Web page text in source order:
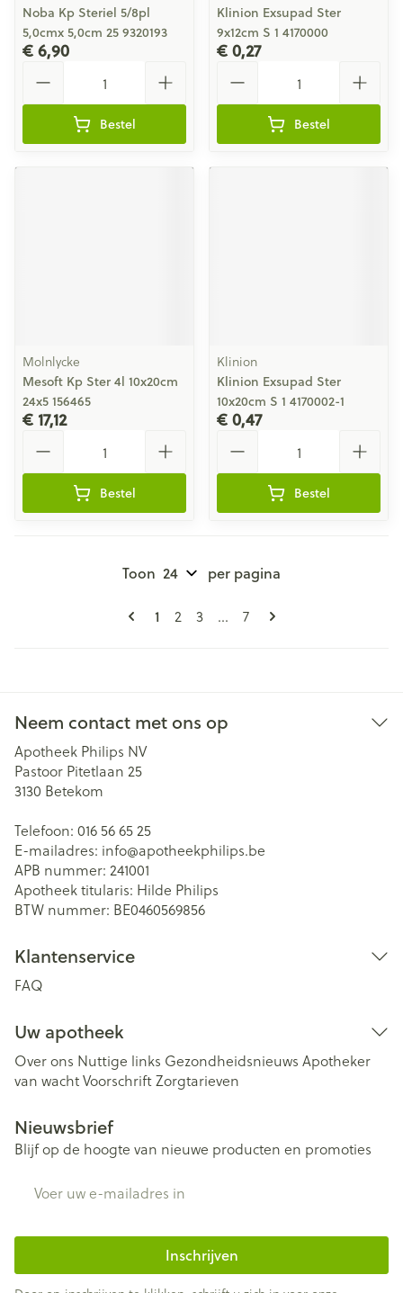
Noba Kp Steriel 5/8pl
5,0cmx 5,0cm 25 9320193
€ 6,90
Bestel
Klinion Exsupad Ster
9x12cm S 1 4170000
€ 0,27
Bestel
Molnlycke
Mesoft Kp Ster 4l 10x20cm
24x5 156465
€ 17,12
Bestel
Klinion
Klinion Exsupad Ster
10x20cm S 1 4170002-1
€ 0,47
Bestel
Pagina's
U lees momenteel pagina
1 Pagina
2 Pagina
3 ... Pagina
7
Toon per pagina
Neem contact met ons op
Apotheek Philips NV
Pastoor Pitetlaan 25
3130 Betekom
Telefoon: 016 56 65 25
E-mailadres: info@apotheekphilips.be
APB nummer: 241001
Apotheek titularis: Hilde Philips
BTW nummer: BE0460569856
Klantenservice
FAQ
Uw apotheek
Over ons Nuttige links Gezondheidsnieuws Apotheker
van wachtVoorschriftZorgtarieven
Nieuwsbrief
Blijf op de hoogte van nieuwe producten en promoties
Inschrijven